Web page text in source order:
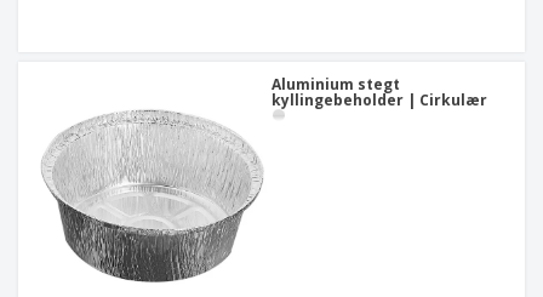
Aluminium stegt
kyllingebeholder | Cirkulær